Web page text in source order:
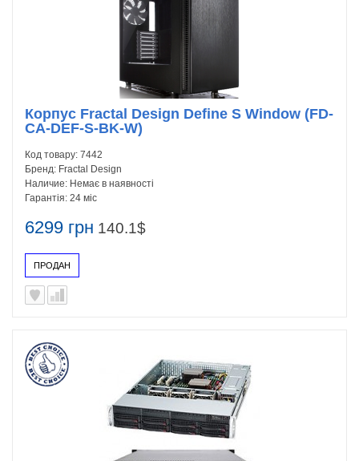
6299 грн 140.1$
ПРОДАН
Корпус Fractal Design Define S Window (FD-
CA-DEF-S-BK-W)
Код товару: 7442
Бренд: Fractal Design
Наличие: Немає в наявності
Гарантія: 24 міс